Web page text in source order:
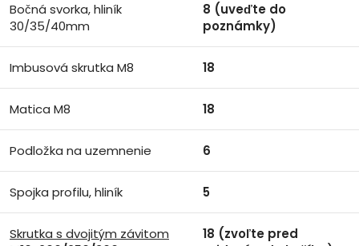
Bočná svorka, hliník
30/35/40mm
8 (uveďte do
poznámky)
Imbusová skrutka M8 18
Matica M8 18
Podložka na uzemnenie 6
Spojka profilu, hliník 5
Skrutka s dvojitým závitom
18 (zvoľte pred